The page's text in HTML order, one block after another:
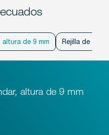
de 9 mm Rejilla de
altura de 9 mm